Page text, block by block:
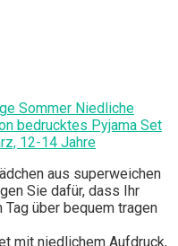
Sommer Niedliche
bedrucktes Pyjama Set
12-14 Jahre
aus superweichen
Sie dafür, dass Ihr
über bequem tragen
mit niedlichem Aufdruck,